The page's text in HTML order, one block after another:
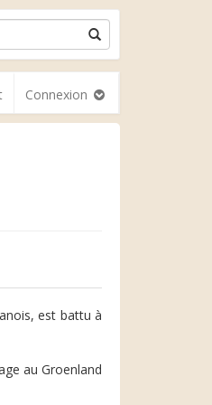
Connexion
est battu à
au Groenland